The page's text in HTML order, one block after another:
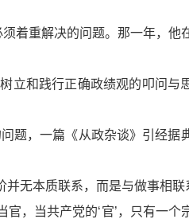
着重解决的问题。那一年，他
立和践行正确政绩观的叩问与
题，一篇《从政杂谈》引经据
并无本质联系，而是与做事相联
，当共产党的‘官’，只有一个